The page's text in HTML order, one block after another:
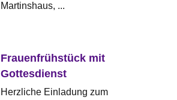
Martinshaus, ...
Frauenfrühstück mit
Gottesdienst
Herzliche Einladung zum